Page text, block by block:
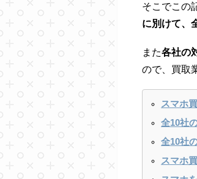
そこでこの
に別けて、
また各社の
ので、買取
スマホ
全10社
全10社
スマホ